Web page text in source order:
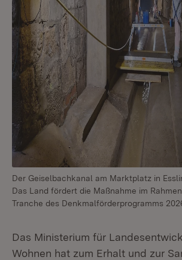
Der Geiselbachkanal am Marktplatz in
Das Land fördert die Maßnahme im
Tranche des Denkmalförderprogramms
Das Ministerium für
Wohnen hat zum Erhalt und zur